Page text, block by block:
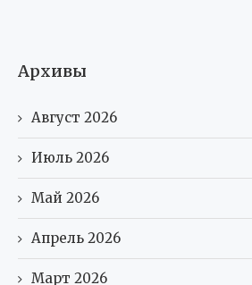
Архивы
Август 2026
Июль 2026
Май 2026
Апрель 2026
Март 2026